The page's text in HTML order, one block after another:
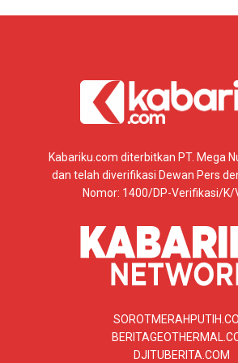
Kabariku.com diterbitkan PT. Mega
dan telah diverifikasi Dewan Pers
Nomor: 1400/DP-Verifikasi/K/
DJITUBERITA.COM